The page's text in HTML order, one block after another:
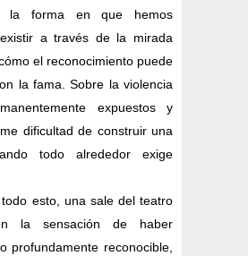
la forma en que hemos
a través de la mirada
el reconocimiento puede
la fama. Sobre la violencia
expuestos y
dificultad de construir una
todo alrededor exige
esto, una sale del teatro
la sensación de haber
profundamente reconocible,